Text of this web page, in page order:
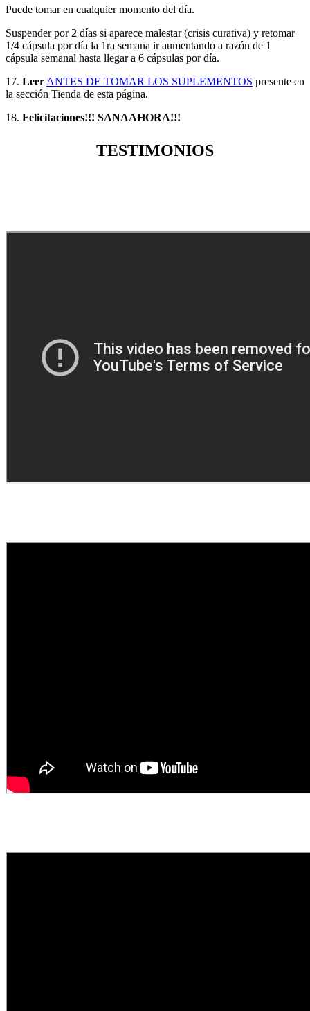
Puede tomar en cualquier momento del día.
Suspender por 2 días si aparece malestar (crisis curativa) y retomar
1/4 cápsula por día la 1ra semana ir aumentando a razón de 1
cápsula semanal hasta llegar a 6 cápsulas por día.
17. Leer ANTES DE TOMAR LOS SUPLEMENTOS presente en
la sección Tienda de esta página.
18. Felicitaciones!!! SANAAHORA!!!
TESTIMONIOS